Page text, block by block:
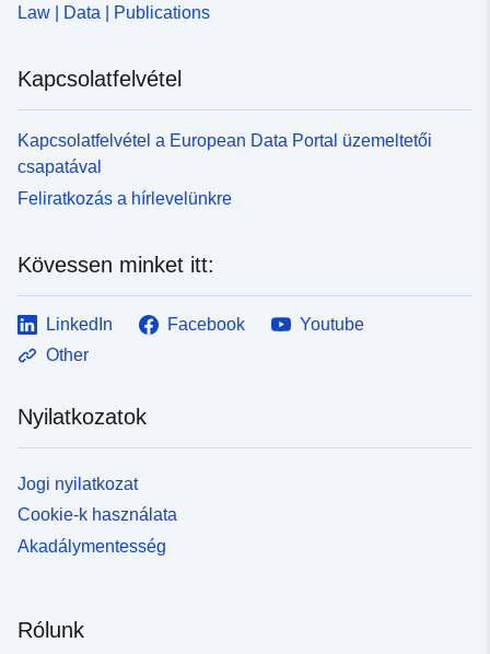
Law | Data | Publications
Kapcsolatfelvétel
Kapcsolatfelvétel a European Data Portal üzemeltetői
csapatával
Feliratkozás a hírlevelünkre
Kövessen minket itt:
LinkedIn Facebook
Youtube
Other
Nyilatkozatok
Jogi nyilatkozat
Cookie-k használata
Akadálymentesség
Rólunk